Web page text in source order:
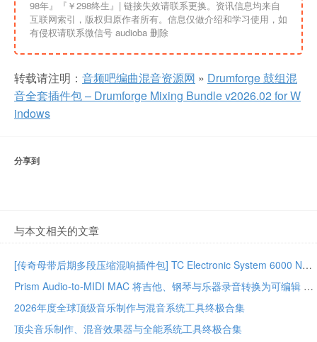
98年』『￥298终生』| 链接失效请联系更换。资讯信息均来自
互联网索引，版权归原作者所有。信息仅做介绍和学习使用，如
有侵权请联系微信号 audioba 删除
转载请注明： 音频吧编曲混音资源网 » Drumforge 鼓组混
音全套插件包 – Drumforge Mixing Bundle v2026.02 for W
indows
分享到
与本文相关的文章
[传奇母带后期多段压缩混响插件包] TC Electronic System 6000 Native Series Bundle 02.2026-GUISEPPE [MacOSX]（203MB）
Prism Audio-to-MIDI MAC 将吉他、钢琴与乐器录音转换为可编辑 MIDI
2026年度全球顶级音乐制作与混音系统工具终极合集
顶尖音乐制作、混音效果器与全能系统工具终极合集